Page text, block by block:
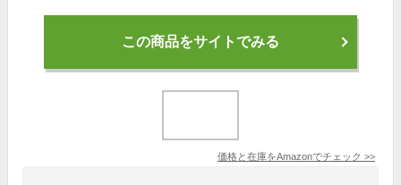
この商品をサイトでみる
価格と在庫をAmazonでチェック >>